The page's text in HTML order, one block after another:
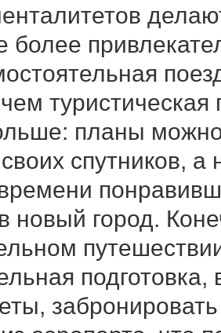
более
туристическая
планы
спутников, а
новый город.
забронировать